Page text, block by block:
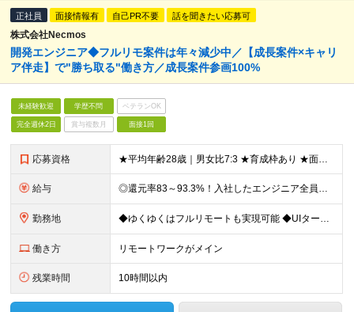
正社員 面接情報有 自己PR不要 話を聞きたい応募可
株式会社Necmos
開発エンジニア◆フルリモ案件は年々減少中／【成長案件×キャリ
ア伴走】で"勝ち取る"働き方／成長案件参画100%
未経験歓迎 学歴不問 ベテランOK
完全週休2日 賞与複数月 面接1回
応募資格 ★平均年齢28歳｜男女比7:3 ★育成枠あり ★面接1回スピード選考 ★20代～30代活躍中 ★学歴不問 【応募条件】 ◎経験者 何らかの開発・設計構築の経験をお持ちの方 └言語・業界・ジャンル不問
給与 ◎還元率83～93.3%！入社したエンジニア全員年収UP（平均160万円UP/平均月給45万円） ◎上昇還元率制・単価連動型⇒会社利益は最大10万円！残り全てを還元 ◎平均月単価は67万円 月給40
勤務地 ◆ゆくゆくはフルリモートも実現可能 ◆UIターン歓迎！転勤なし 【本社】 〒155-0032 東京都世田谷区代沢5-30-2 A＊G下北沢2F-2 ＼理想の働き方を実現／ ・在宅勤務と出社を自由に
働き方 リモートワークがメイン
残業時間 10時間以内